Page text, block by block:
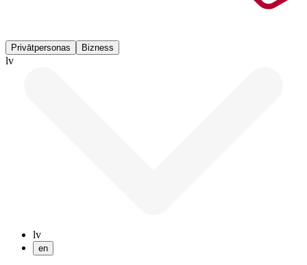
Privātpersonas Bizness
lv
lv
en